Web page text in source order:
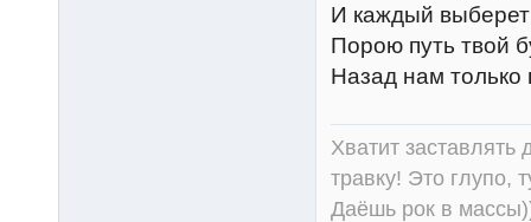
И каждый выберет
Порою путь твой
Назад нам только
Хватит заставлять
травку! Это глупо,
Даёшь рок в